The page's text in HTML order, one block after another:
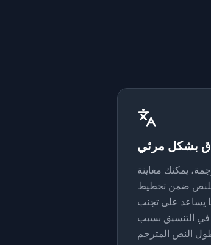
بشكل مرئي
يمكنك معاينة
للنص ضمن تخطيط
يساعد على تجنب
في التنسيق بسبب